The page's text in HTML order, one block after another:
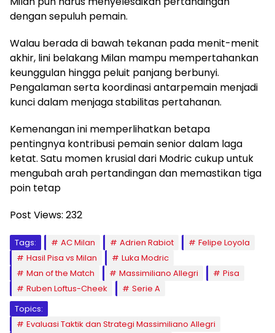
dengan sepuluh pemain.
Walau berada di bawah tekanan pada menit-menit
akhir, lini belakang Milan mampu mempertahankan
keunggulan hingga peluit panjang berbunyi.
Pengalaman serta koordinasi antarpemain menjadi
kunci dalam menjaga stabilitas pertahanan.
Kemenangan ini memperlihatkan betapa
pentingnya kontribusi pemain senior dalam laga
ketat. Satu momen krusial dari Modric cukup untuk
mengubah arah pertandingan dan memastikan tiga
poin tetap
Post Views: 232
Tags: AC Milan Adrien Rabiot
Felipe Loyola
Hasil Pisa vs Milan
Luka Modric
Man of the Match
Massimiliano Allegri
Pisa
Ruben Loftus-Cheek
Serie A
Topics:
Evaluasi Taktik dan Strategi Massimiliano Allegri